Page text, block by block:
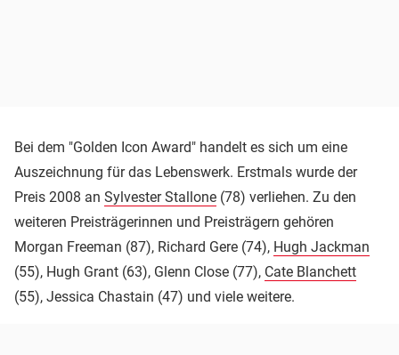
Bei dem "Golden Icon Award" handelt es sich um eine
Auszeichnung für das Lebenswerk. Erstmals wurde der
Preis 2008 an Sylvester Stallone (78) verliehen. Zu den
weiteren Preisträgerinnen und Preisträgern gehören
Morgan Freeman (87), Richard Gere (74), Hugh Jackman
(55), Hugh Grant (63), Glenn Close (77), Cate Blanchett
(55), Jessica Chastain (47) und viele weitere.